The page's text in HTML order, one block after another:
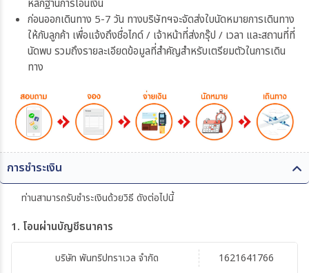
หลักฐานการโอนเงิน
ก่อนออกเดินทาง 5-7 วัน ทางบริษัทฯจะจัดส่งใบนัดหมายการเดินทาง
ให้กับลูกค้า เพื่อแจ้งถึงชื่อไกด์ / เจ้าหน้าที่ส่งกรุ๊ป / เวลา และสถานที่ที่
นัดพบ รวมถึงรายละเอียดข้อมูลที่สำคัญสำหรับเตรียมตัวในการเดิน
ทาง
การชำระเงิน
ท่านสามารถรับชำระเงินด้วยวิธี ดังต่อไปนี้
1. โอนผ่านบัญชีธนาคาร
บริษัท พันทริปทราเวล จำกัด
1621641766